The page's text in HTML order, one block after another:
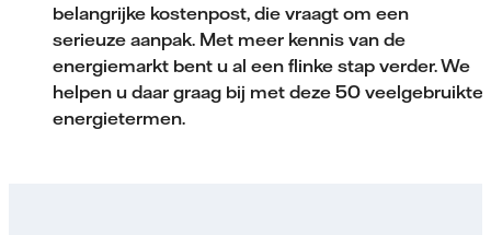
belangrijke kostenpost, die vraagt om een
serieuze aanpak. Met meer kennis van de
energiemarkt bent u al een flinke stap verder. We
helpen u daar graag bij met deze 50 veelgebruikte
energietermen.